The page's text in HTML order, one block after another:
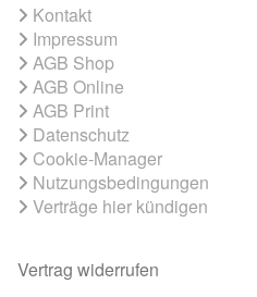
Kontakt
Impressum
AGB Shop
AGB Online
AGB Print
Datenschutz
Cookie-Manager
Nutzungsbedingungen
Verträge hier kündigen
Vertrag widerrufen